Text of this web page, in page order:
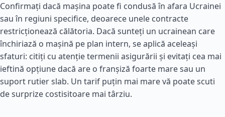
Confirmați dacă mașina poate fi condusă în afara Ucrainei
sau în regiuni specifice, deoarece unele contracte
restricționează călătoria. Dacă sunteți un ucrainean care
închiriază o mașină pe plan intern, se aplică aceleași
sfaturi: citiți cu atenție termenii asigurării și evitați cea mai
ieftină opțiune dacă are o franșiză foarte mare sau un
suport rutier slab. Un tarif puțin mai mare vă poate scuti
de surprize costisitoare mai târziu.